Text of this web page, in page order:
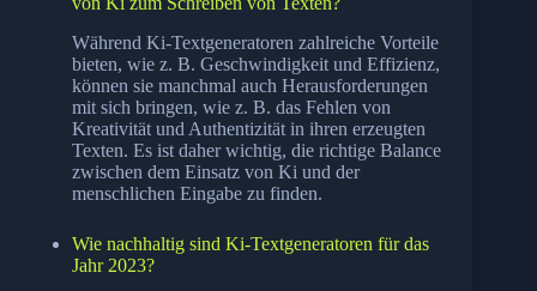
Während Ki-Textgeneratoren zahlreiche Vorteile
bieten, wie z. B. Geschwindigkeit und Effizienz,
können sie manchmal auch Herausforderungen
mit sich bringen, wie z. B. das Fehlen von
Kreativität und Authentizität in ihren erzeugten
Texten. Es ist daher wichtig, die richtige Balance
zwischen dem Einsatz von Ki und der
menschlichen Eingabe zu finden.
Wie nachhaltig sind Ki-Textgeneratoren für das
Jahr 2023?